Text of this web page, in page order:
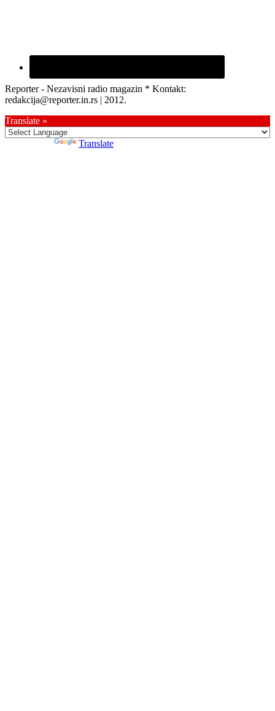
Reporter - Nezavisni radio magazin * Kontakt:
redakcija@reporter.in.rs | 2012.
Translate »
Translate